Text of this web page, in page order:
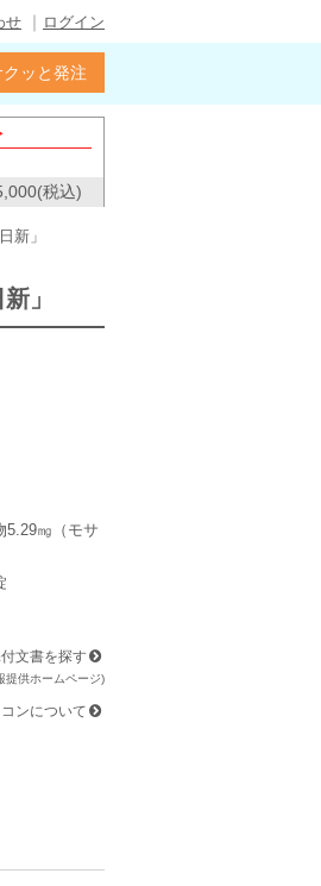
せ ログイン
クッと発注
(税込)
新」
」
5.29㎎（モサ
文書を探す
提供ホームページ)
ンについて